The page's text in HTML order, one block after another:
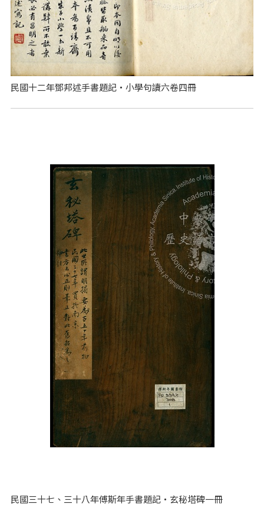
民國十二年鄧邦述手書題記‧小學句讀六卷四冊
民國三十七、三十八年傅斯年手書題記‧玄秘塔碑一冊